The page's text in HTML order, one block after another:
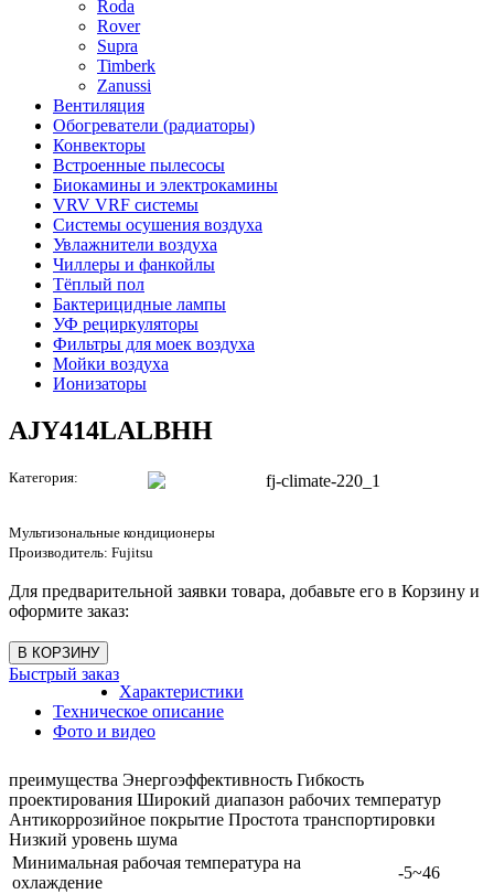
Roda
Rover
Supra
Timberk
Zanussi
Вентиляция
Обогреватели (радиаторы)
Конвекторы
Встроенные пылесосы
Биокамины и электрокамины
VRV VRF системы
Системы осушения воздуха
Увлажнители воздуха
Чиллеры и фанкойлы
Тёплый пол
Бактерицидные лампы
УФ рециркуляторы
Фильтры для моек воздуха
Мойки воздуха
Ионизаторы
AJY414LALBHH
Категория:
Мультизональные кондиционеры
Производитель: Fujitsu
Для предварительной заявки товара, добавьте его в Корзину и
оформите заказ:
Быстрый заказ
Характеристики
Техническое описание
Фото и видео
преимущества Энергоэффективность Гибкость
проектирования Широкий диапазон рабочих температур
Антикоррозийное покрытие Простота транспортировки
Низкий уровень шума
Минимальная рабочая температура на
охлаждение
-5~46